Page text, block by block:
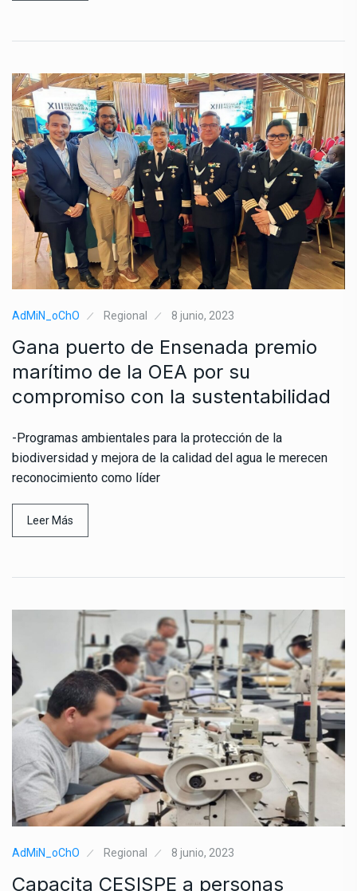
AdMiN_oChO Regional 8 junio, 2023
Gana puerto de Ensenada premio
marítimo de la OEA por su
compromiso con la sustentabilidad
-Programas ambientales para la protección de la
biodiversidad y mejora de la calidad del agua le merecen
reconocimiento como líder
Leer Más
AdMiN_oChO Regional 8 junio, 2023
Capacita CESISPE a personas